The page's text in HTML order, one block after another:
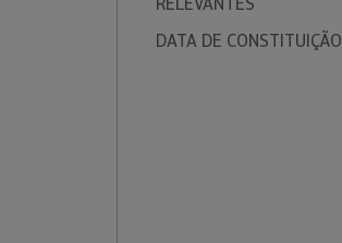
DATA DE CONSTITUIÇÃO